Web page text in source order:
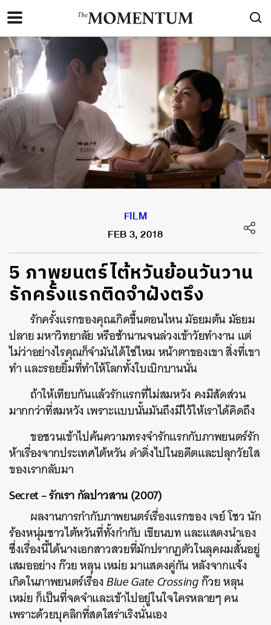
FILM
FEB 3, 2018
5 ภาพยนตร์ไต้หวันย้อนวันวาน
รักครั้งแรกติดจำฝังตรึง
รักครั้งแรกของคุณเกิดขึ้นตอนไหน มัธยมต้น มัธยม
ปลาย มหาวิทยาลัย หรือช้านานจนล่วงเข้าวัยทำงาน แต่
ไม่ว่าอย่างไรคุณก็จำมันได้ใช่ไหม หน้าตาของเขา สิ่งที่เขา
ทำ และรอยยิ้มที่ทำให้โลกทั้งใบเบิกบานนั่น
ถ้าให้เทียบกันแล้วรักแรกที่ไม่สมหวัง คงมีสัดส่วน
มากกว่าที่สมหวัง เพราะแบบนั้นมันถึงมีไว้ให้เราได้คิดถึง
ขอชวนเข้าไปค้นความทรงจำรักแรกกับภาพยนตร์รัก
ห้าเรื่องจากประเทศไต้หวัน ดำดิ่งไปในอดีตและปลุกวัยใส
ของเรากลับมา
Secret – รักเรา กัลปาวสาน (2007)
ผลงานการกำกับภาพยนตร์เรื่องแรกของ เจย์ โชว นัก
ร้องหนุ่มชาวไต้หวันที่ทั้งกำกับ เขียนบท และแสดงนำเอง
ซึ่งเรื่องนี้ได้นางเอกสาวสวยที่มักปรากฏตัวในลุคผมสั้นอยู่
เสมออย่าง ก๊วย หลุน เหม่ย มาแสดงคู่กัน หลังจากแจ้ง
เกิดในภาพยนตร์เรื่องBlue Gate Crossingก๊วย หลุน
เหม่ย ก็เป็นที่จดจำและเข้าไปอยู่ในใจใครหลายๆ คน
เพราะด้วยบุคลิกที่สดใสร่าเริงนั่นเอง